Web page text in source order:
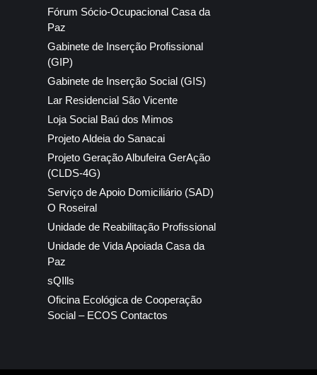
Fórum Sócio-Ocupacional Casa da
Paz
Gabinete de Inserção Profissional
(GIP)
Gabinete de Inserção Social (GIS)
Lar Residencial São Vicente
Loja Social Baú dos Mimos
Projeto Aldeia do Sanacai
Projeto Geração Albufeira GerAção
(CLDS-4G)
Serviço de Apoio Domiciliário (SAD)
O Roseiral
Unidade de Reabilitação Profissional
Unidade de Vida Apoiada Casa da
Paz
sQIlls
Oficina Ecológica de Cooperação
Social – ECOS Contactos